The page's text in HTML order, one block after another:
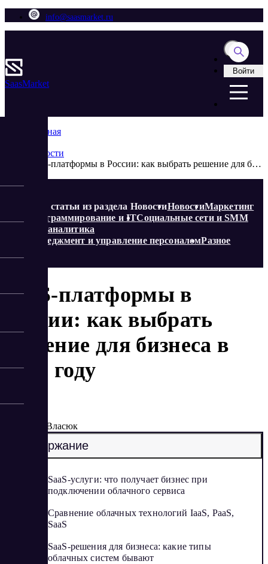
info@saasmarket.ru
SaasMarket
Войти
Главная
Новости
SaaS-платформы в России: как выбрать решение для бизнеса в 2026 году
Еще статьи из раздела НовостиНовостиМаркетинг
Программирование и ITСоциальные сети и SMM
Веб-аналитика
Менеджмент и управление персоналомРазное
SaaS-платформы в
России: как выбрать
решение для бизнеса в
2026 году
2/16/2026
Елена Власюк
Содержание
SaaS-услуги: что получает бизнес при
подключении облачного сервиса
Сравнение облачных технологий IaaS, PaaS,
SaaS
SaaS-решения для бизнеса: какие типы
облачных систем бывают